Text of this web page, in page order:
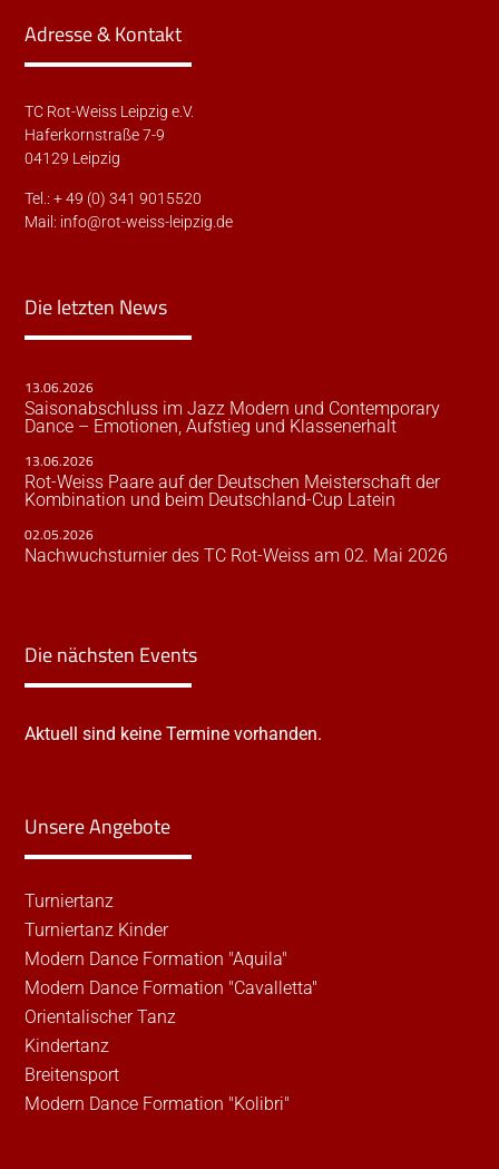
Adresse & Kontakt
TC Rot-Weiss Leipzig e.V.
Haferkornstraße 7-9
04129 Leipzig
Tel.: + 49 (0) 341 9015520
Mail: info@rot-weiss-leipzig.de
Die letzten News
13.06.2026
Saisonabschluss im Jazz Modern und Contemporary
Dance – Emotionen, Aufstieg und Klassenerhalt
13.06.2026
Rot-Weiss Paare auf der Deutschen Meisterschaft der
Kombination und beim Deutschland-Cup Latein
02.05.2026
Nachwuchsturnier des TC Rot-Weiss am 02. Mai 2026
Die nächsten Events
Aktuell sind keine Termine vorhanden.
Unsere Angebote
Turniertanz
Turniertanz Kinder
Modern Dance Formation "Aquila"
Modern Dance Formation "Cavalletta"
Orientalischer Tanz
Kindertanz
Breitensport
Modern Dance Formation "Kolibri"